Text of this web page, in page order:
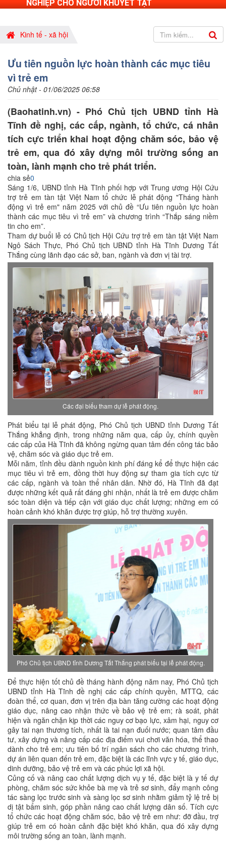
NGHIỆP CHO NGƯỜI KHUYẾT TẬT
Kinh tế - xã hội
Ưu tiên nguồn lực hoàn thành các mục tiêu
vì trẻ em
Chủ nhật - 01/06/2025 06:58
(Baohatinh.vn) - Phó Chủ tịch UBND tỉnh Hà
Tĩnh đề nghị, các cấp, ngành, tổ chức, cá nhân
tích cực triển khai hoạt động chăm sóc, bảo vệ
trẻ em, qua đó xây dựng môi trường sống an
toàn, lành mạnh cho trẻ phát triển.
chia sẻ0
Sáng 1/6, UBND tỉnh Hà Tĩnh phối hợp với Trung ương Hội Cứu
trợ trẻ em tàn tật Việt Nam tổ chức lễ phát động "Tháng hành
động vì trẻ em" năm 2025 với chủ đề “Ưu tiên nguồn lực hoàn
thành các mục tiêu vì trẻ em” và chương trình “Thắp sáng niềm
tin cho em”.
Tham dự buổi lễ có Chủ tịch Hội Cứu trợ trẻ em tàn tật Việt Nam
Ngô Sách Thực, Phó Chủ tịch UBND tỉnh Hà Tĩnh Dương Tất
Thắng cùng lãnh đạo các sở, ban, ngành và đơn vị tài trợ.
Các đại biểu tham dự lễ phát động.
Phát biểu tại lễ phát động, Phó Chủ tịch UBND tỉnh Dương Tất
Thắng khẳng định, trong những năm qua, cấp ủy, chính quyền
các cấp của Hà Tĩnh đã không ngừng quan tâm đến công tác bảo
vệ, chăm sóc và giáo dục trẻ em.
Mỗi năm, tỉnh đều dành nguồn kinh phí đáng kể để thực hiện các
mục tiêu vì trẻ em, đồng thời huy động sự tham gia tích cực từ
các cấp, ngành và toàn thể nhân dân. Nhờ đó, Hà Tĩnh đã đạt
được những kết quả rất đáng ghi nhận, nhất là trẻ em được chăm
sóc toàn diện và tiếp cận với giáo dục chất lượng; những em có
hoàn cảnh khó khăn được trợ giúp, hỗ trợ thường xuyên.
Phó Chủ tịch UBND tỉnh Dương Tất Thắng phát biểu tại lễ phát động.
Để thực hiện tốt chủ đề tháng hành động năm nay, Phó Chủ tịch
UBND tỉnh Hà Tĩnh đề nghị các cấp chính quyền, MTTQ, các
đoàn thể, cơ quan, đơn vị trên địa bàn tăng cường các hoạt động
giáo dục, nâng cao nhận thức về bảo vệ trẻ em; rà soát, phát
hiện và ngăn chặn kịp thời các nguy cơ bạo lực, xâm hại, nguy cơ
gây tai nạn thương tích, nhất là tai nạn đuối nước; quan tâm đầu
tư, xây dựng và nâng cấp các địa điểm vui chơi văn hóa, thể thao
dành cho trẻ em; ưu tiên bố trí ngân sách cho các chương trình,
dự án liên quan đến trẻ em, đặc biệt là các lĩnh vực y tế, giáo dục,
dinh dưỡng, bảo vệ trẻ em và các phúc lợi xã hội.
Củng cố và nâng cao chất lượng dịch vụ y tế, đặc biệt là y tế dự
phòng, chăm sóc sức khỏe bà mẹ và trẻ sơ sinh, đẩy mạnh công
tác sàng lọc trước sinh và sàng lọc sơ sinh nhằm giảm tỷ lệ trẻ bị
dị tật bẩm sinh, góp phần nâng cao chất lượng dân số. Tích cực
tổ chức các hoạt động chăm sóc, bảo vệ trẻ em như: đỡ đầu, trợ
giúp trẻ em có hoàn cảnh đặc biệt khó khăn, qua đó xây dựng
môi trường sống an toàn, lành mạnh.